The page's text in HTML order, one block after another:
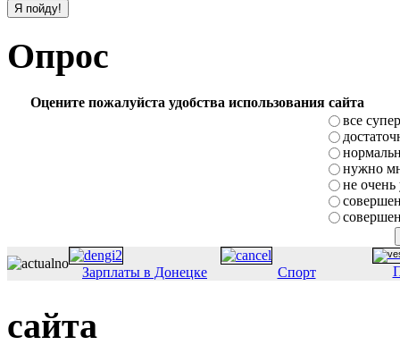
Опрос
Оцените пожалуйста удобства использования сайта
все супер
нужно
не очень
Зарплаты в Донецке Спорт
сайта